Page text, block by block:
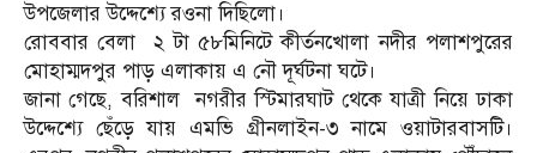
উপজেলার উদ্দেশ্যে রওনা দিছিলো।
রোববার বেলা ২ টা ৫৮মিনিটে কীর্তনখোলা নদীর পলাশপুরের
মোহাম্মদপুর পাড় এলাকায় এ নৌ দূর্ঘটনা ঘটে।
জানা গেছে, বরিশাল নগরীর স্টিমারঘাট থেকে যাত্রী নিয়ে ঢাকা
উদ্দেশ্যে ছেঁড়ে যায় এমভি গ্রীনলাইন-৩ নামে ওয়াটারবাসটি।